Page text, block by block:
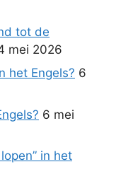
tot de
mei 2026
het Engels? 6
6 mei
in het